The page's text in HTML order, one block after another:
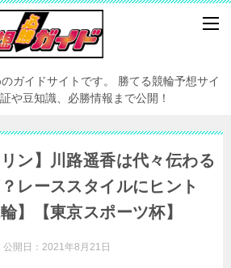
ガイドサイトです。 勝てる競輪予想サイ
や豆知識、必勝情報まで公開！
リン】川路遥香は代々伝わる
レーススタイルにヒント
】【東京スポーツ杯】
公開日： 2021年8月21日